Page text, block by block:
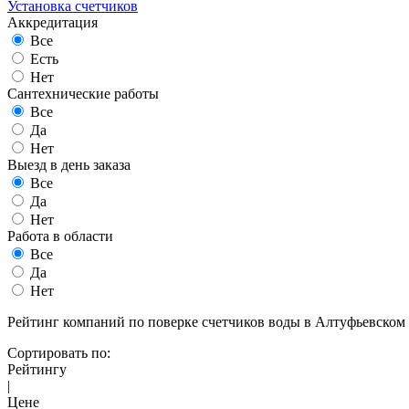
Установка счетчиков
Аккредитация
Все
Есть
Нет
Сантехнические работы
Все
Да
Нет
Выезд в день заказа
Все
Да
Нет
Работа в области
Все
Да
Нет
Рейтинг компаний по поверке счетчиков воды в Алтуфьевском
Сортировать по:
Рейтингу
|
Цене